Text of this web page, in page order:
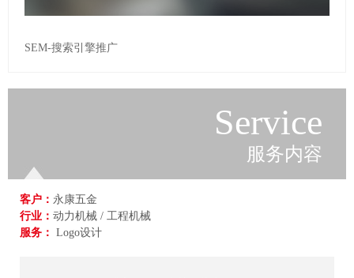
SEM-搜索引擎推广
Service
服务内容
客户： 永康五金
行业： 动力机械 / 工程机械
服务： Logo设计